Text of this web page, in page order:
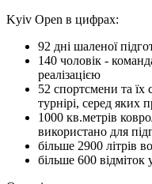
Kyiv Open в цифрах:
92 дні шаленої
140 чоловік -
реалізацією
52 спортсмени та їх
турнірі, серед яких
1000 кв.метрів
використано для
більше 2900 літрів
більше 600